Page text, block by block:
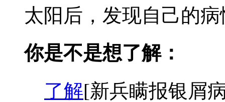
太阳后，发现自己的
你是不是想了解：
了解[新兵瞒报银屑